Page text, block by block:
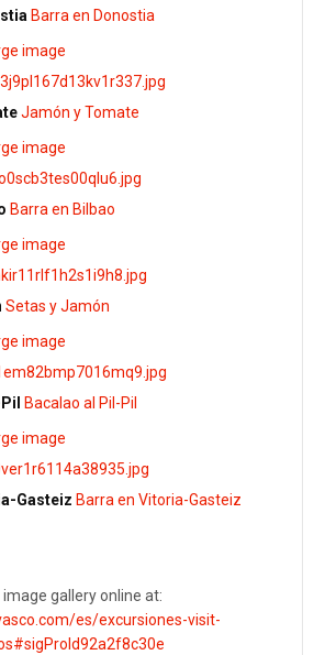
Barra en Donostia
Jamón y Tomate
Barra en Bilbao
Setas y Jamón
Bacalao al Pil-Pil
Gasteiz Barra en Vitoria-Gasteiz
gallery online at:
es/excursiones-visit-